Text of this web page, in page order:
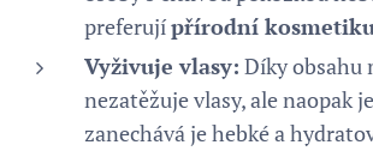
preferujípřírodní
Vyživuje vlasy: Díky obsahu
nezatěžuje vlasy, ale naopak
zanechává je hebké a